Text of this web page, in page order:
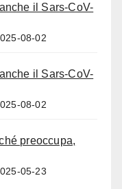
il Sars-CoV-
08-02
il Sars-CoV-
08-02
preoccupa,
05-23